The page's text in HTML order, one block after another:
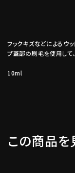
フックキズなどによるウ
プ蓋部の刷毛を使用して
10ml
この商品